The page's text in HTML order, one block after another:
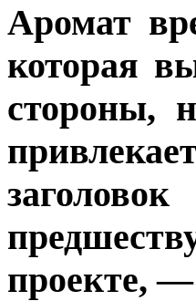
Аромат
которая
стороны,
проекте, —